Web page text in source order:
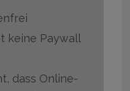
keine Paywall
dass Online-